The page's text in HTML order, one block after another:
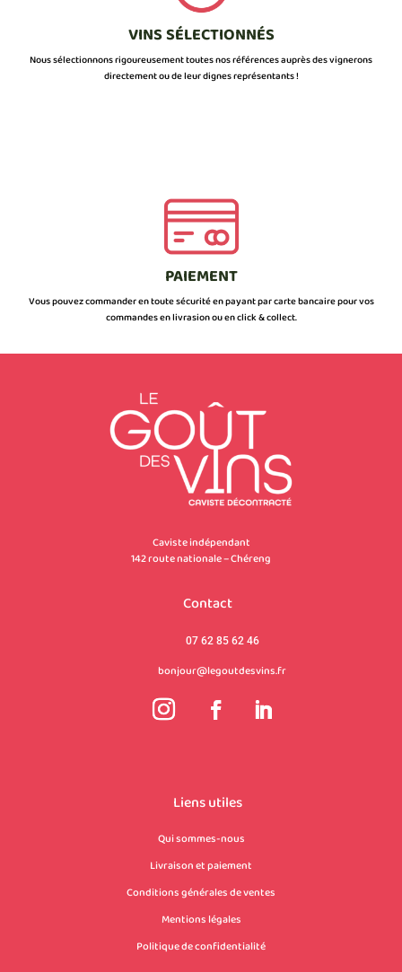
VINS SÉLECTIONNÉS
Nous sélectionnons rigoureusement toutes nos références auprès des vignerons
directement ou de leur dignes représentants !
PAIEMENT
Vous pouvez commander en toute sécurité en payant par carte bancaire pour vos
commandes en livrasion ou en click & collect.
Caviste indépendant
142 route nationale – Chéreng
Contact
07 62 85 62 46
bonjour@legoutdesvins.fr
Liens utiles
Qui sommes-nous
Livraison et paiement
Conditions générales de ventes
Mentions légales
Politique de confidentialité